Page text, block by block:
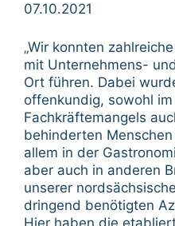
07.10.2021
„Wir konnten
mit Unternehmens-
Ort führen. Dabei
offenkundig, sowohl
Fachkräftemangels
behinderten
allem in der
aber auch in anderen
unserer
dringend benötigten
Hier haben die